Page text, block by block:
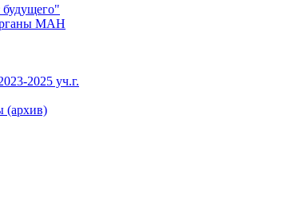
МАН
2025 уч.г.
(архив)